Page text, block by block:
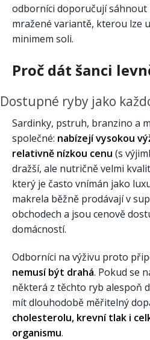
odborníci doporučují sáhnout
mražené variantě, kterou lze
minimem soli.
Proč dát šanci
Dostupné ryby jako
Sardinky, pstruh, branzino a
společné: nabízejí vysokou
relativně nízkou cenu (s
dražší, ale nutričně velmi
který je často vnímán jako
makrela běžně prodávají v
obchodech a jsou cenově
domácností.
Odborníci na výživu proto
nemusí být drahá. Pokud se
některá z těchto ryb alespoň
mít dlouhodobě měřitelný
cholesterolu, krevní tlak i
organismu.